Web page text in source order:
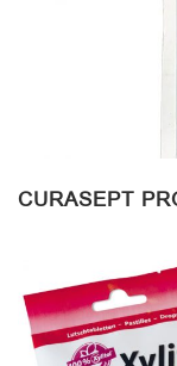
CURASEPT